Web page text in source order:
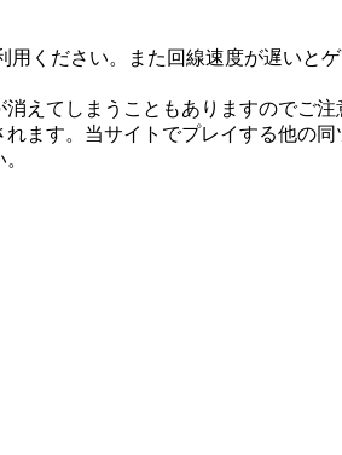
ください。また回線速度が遅いと
えてしまうこともありますのでご注
ます。当サイトでプレイする他の